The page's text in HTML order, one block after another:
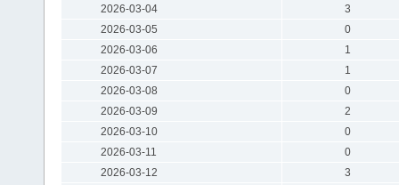
2026-03-04
3
2026-03-05
0
2026-03-06
1
2026-03-07
1
2026-03-08
0
2026-03-09
2
2026-03-10
0
2026-03-11
0
2026-03-12
3